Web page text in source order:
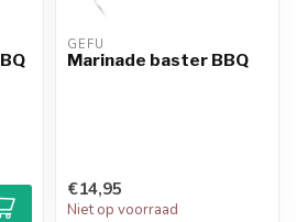
GEFU
Marinade baster BBQ
€14,95
Niet op voorraad